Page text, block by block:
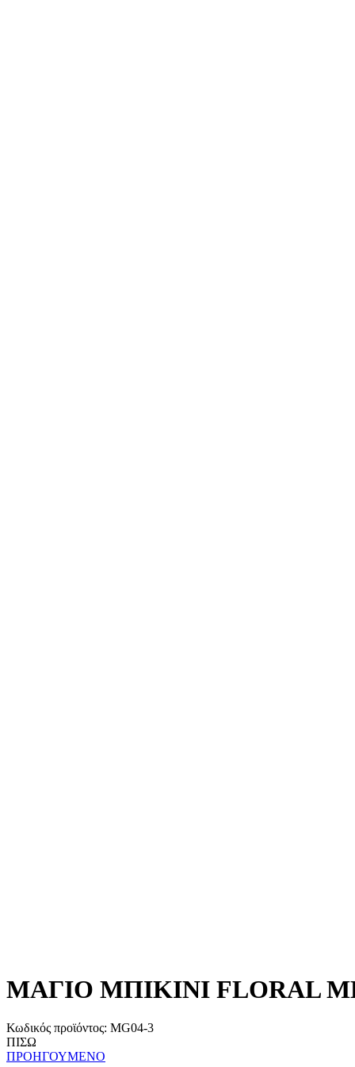
ΜΑΓΙΟ ΜΠΙΚΙΝΙ FLORAL
Κωδικός προϊόντος: MG04-3
ΠΙΣΩ
ΠΡΟΗΓΟΥΜΕΝΟ